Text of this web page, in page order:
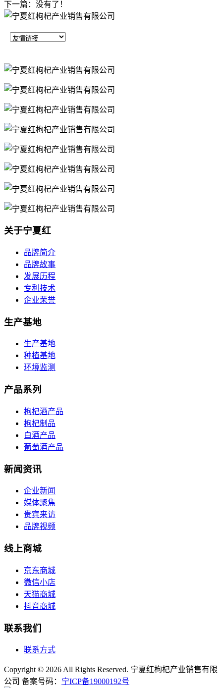
下一篇：没有了！
关于宁夏红
品牌简介
品牌故事
发展历程
专利技术
企业荣誉
生产基地
生产基地
种植基地
环境监测
产品系列
枸杞酒产品
枸杞制品
白酒产品
葡萄酒产品
新闻资讯
企业新闻
媒体聚焦
贵宾来访
品牌视频
线上商城
京东商城
微信小店
天猫商城
抖音商城
联系我们
联系方式
Copyright © 2026 All Rights Reserved. 宁夏红枸杞产业销售有限
公司 备案号码： 宁ICP备19000192号